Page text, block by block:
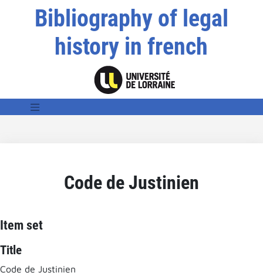
Bibliography of legal
history in french
Code de Justinien
Item set
Title
Code de Justinien